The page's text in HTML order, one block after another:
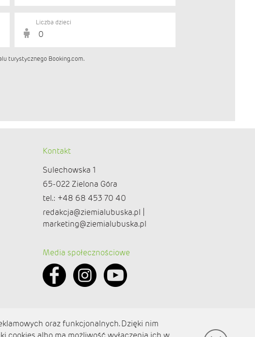
Liczba dzieci
turystycznego Booking.com.
Kontakt
Sulechowska 1
65-022 Zielona Góra
tel.: +48 68 453 70 40
redakcja@ziemialubuska.pl |
marketing@ziemialubuska.pl
Media społecznościowe
oraz funkcjonalnych. Dzięki nim